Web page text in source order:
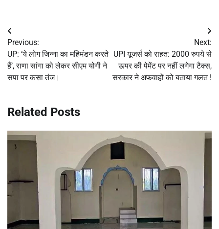
Post
navigation
Previous:
UP: ‘ये लोग जिन्ना का महिमंडन करते
हैं’, राणा सांगा को लेकर सीएम योगी ने
सपा पर कसा तंज।
Next:
UPI यूजर्स को राहत: 2000 रुपये से
ऊपर की पेमेंट पर नहीं लगेगा टैक्स,
सरकार ने अफवाहों को बताया गलत !
Related Posts